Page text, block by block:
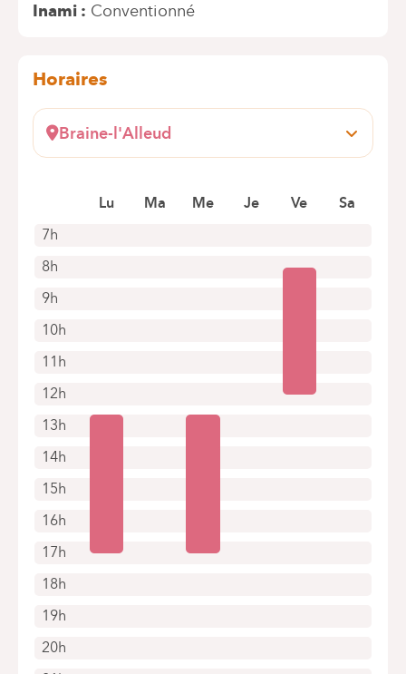
Inami
Conventionné
Horaires
Braine-l'Alleud
Rue Wayez, 35
+32 2 434 94 39
Rendez-vous uniquement par téléphone
7h
8h
9h
10h
11h
12h
13h
14h
15h
16h
17h
18h
19h
20h
Lu Ma Me Je Ve Sa